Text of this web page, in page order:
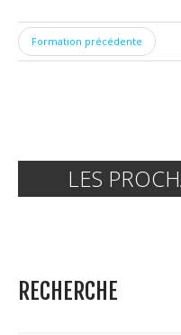
Formation précédente
LES
RECHERCHE